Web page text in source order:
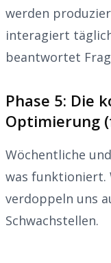
werden
interagiert
beantwortet
Phase 5: Die
Optimierung
Wöchentliche
was funktioniert.
verdoppeln uns
Schwachstellen.